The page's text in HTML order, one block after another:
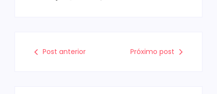
Post anterior Próximo post